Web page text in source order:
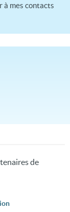
à mes contacts
de